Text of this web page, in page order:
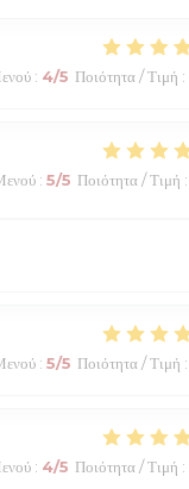
: 4/5 Ποιότητα / Τιμή :
: 5/5 Ποιότητα / Τιμή :
: 5/5 Ποιότητα / Τιμή :
: 4/5 Ποιότητα / Τιμή :